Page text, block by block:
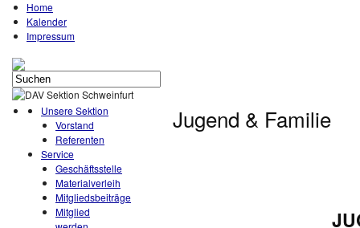
Home
Kalender
Impressum
Unsere Sektion
Vorstand
Referenten
Service
Geschäftsstelle
Materialverleih
Mitgliedsbeiträge
Mitglied
Jugend & Familie